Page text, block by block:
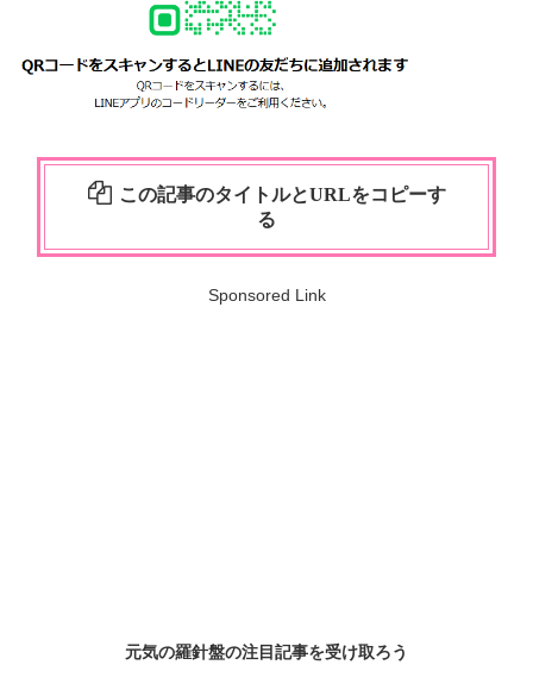
この記事のタイトルとURLをコピーす
る
Sponsored Link
元気の羅針盤の注目記事を受け取ろう